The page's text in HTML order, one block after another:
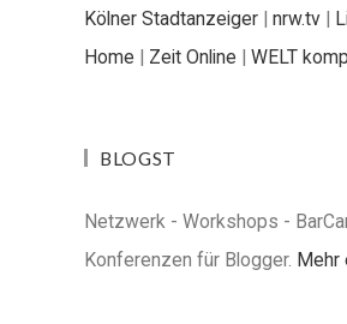
Kölner Stadtanzeiger | nrw.tv |
Home | Zeit Online | WELT
BLOGST
Netzwerk - Workshops -
Konferenzen für Blogger. Mehr